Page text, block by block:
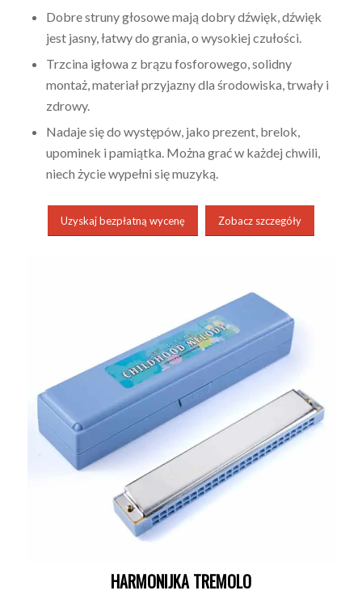
Dobre struny głosowe mają dobry dźwięk, dźwięk
jest jasny, łatwy do grania, o wysokiej czułości.
Trzcina igłowa z brązu fosforowego, solidny
montaż, materiał przyjazny dla środowiska, trwały i
zdrowy.
Nadaje się do występów, jako prezent, brelok,
upominek i pamiątka. Można grać w każdej chwili,
niech życie wypełni się muzyką.
Uzyskaj bezpłatną wycenę Zobacz szczegóły
HARMONIJKA TREMOLO